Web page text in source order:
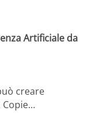
Artificiale da
creare
Copie…